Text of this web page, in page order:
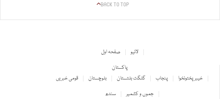
BACK TO TOP
صفحہ اول
لائیو
پاکستان
قومی خبریں
بلوچستان گلگت بلتستان پنجاب
خیبر پختونخوا
سندھ
جموں و کشمیر